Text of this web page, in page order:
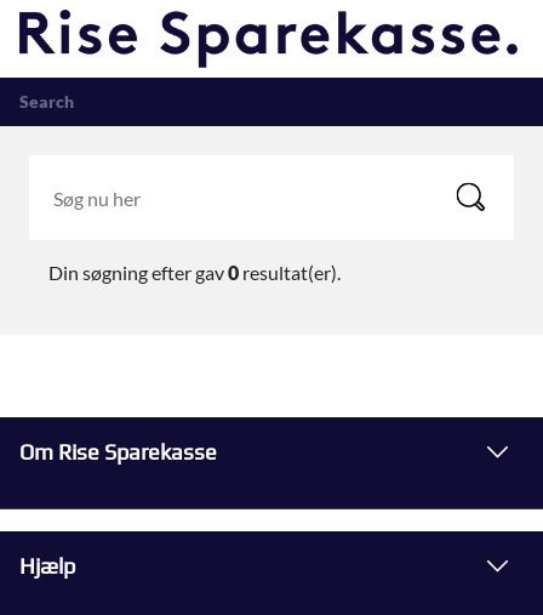
Search
Din søgning eftergav0 resultat(er).
Om Rise Sparekasse
Hjælp